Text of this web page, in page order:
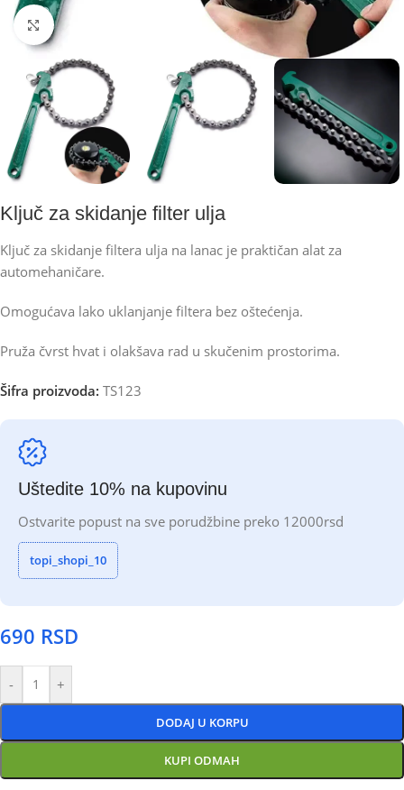
Kliknite za uvećanje
Ključ za skidanje filter ulja
Ključ za skidanje filtera ulja na lanac je praktičan alat za
automehaničare.
Omogućava lako uklanjanje filtera bez oštećenja.
Pruža čvrst hvat i olakšava rad u skučenim prostorima.
Šifra proizvoda: TS123
Uštedite 10% na kupovinu
Ostvarite popust na sve porudžbine preko 12000rsd
topi_shopi_10
690 RSD
- +
DODAJ U KORPU
KUPI ODMAH